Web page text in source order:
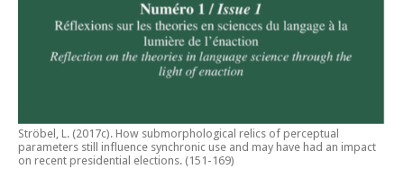
Ströbel, L. (2017c). How submorphological relics of perceptual
parameters still influence synchronic use and may have had an impact
on recent presidential elections. (151-169)